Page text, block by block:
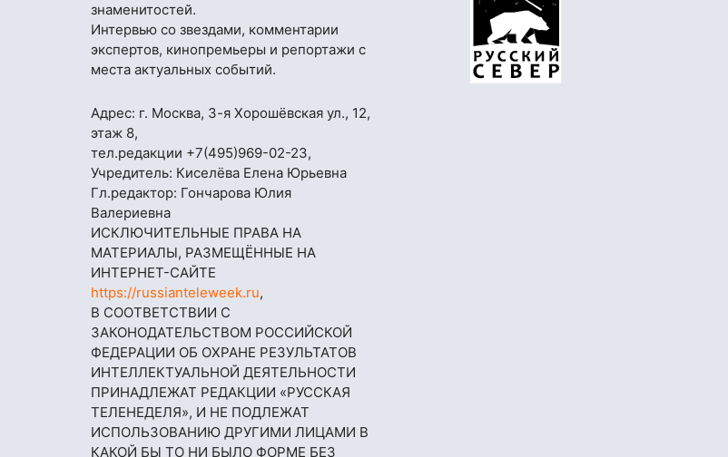
знаменитостей.
Интервью со звездами, комментарии
экспертов, кинопремьеры и репортажи с
места актуальных событий.
Адрес: г. Москва, 3-я Хорошёвская ул., 12,
этаж 8,
тел.редакции +7(495)969-02-23,
Учредитель: Киселёва Елена Юрьевна
Гл.редактор: Гончарова Юлия
Валериевна
ИСКЛЮЧИТЕЛЬНЫЕ ПРАВА НА
МАТЕРИАЛЫ, РАЗМЕЩЁННЫЕ НА
ИНТЕРНЕТ-САЙТЕ
https://russianteleweek.ru,
В СООТВЕТСТВИИ С
ЗАКОНОДАТЕЛЬСТВОМ РОССИЙСКОЙ
ФЕДЕРАЦИИ ОБ ОХРАНЕ РЕЗУЛЬТАТОВ
ИНТЕЛЛЕКТУАЛЬНОЙ ДЕЯТЕЛЬНОСТИ
ПРИНАДЛЕЖАТ РЕДАКЦИИ «РУССКАЯ
ТЕЛЕНЕДЕЛЯ», И НЕ ПОДЛЕЖАТ
ИСПОЛЬЗОВАНИЮ ДРУГИМИ ЛИЦАМИ В
КАКОЙ БЫ ТО НИ БЫЛО ФОРМЕ БЕЗ